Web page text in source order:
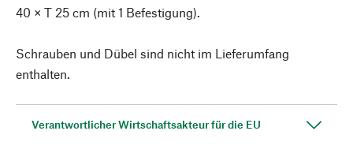
40 × T 25 cm (mit 1 Befestigung).
Schrauben und Dübel sind nicht im Lieferumfang
enthalten.
Verantwortlicher Wirtschaftsakteur für die EU